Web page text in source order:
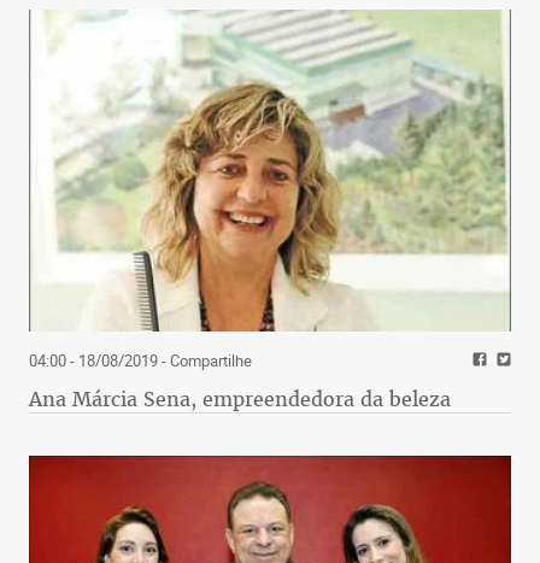
04:00 - 18/08/2019- Compartilhe
Ana Márcia Sena, empreendedora da beleza